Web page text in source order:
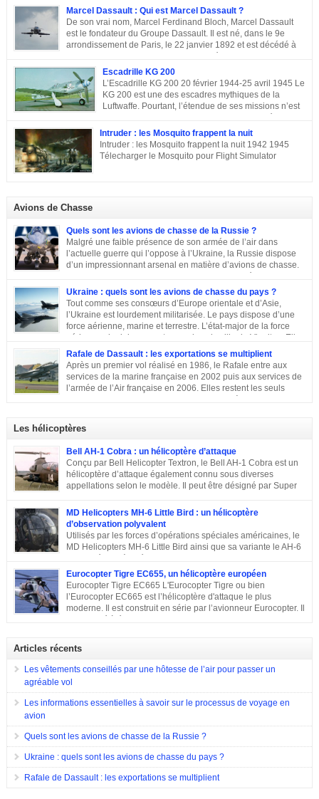
entre les mains de la famille de son fondateur et qui porte encore son nom,
Marcel Bloch ayant changé son nom en Dassault en 1946. Retour sur le
parcours de ce fleuron de l’aviation civile et militaire. De la première guerre
mondiale à la Course aux Armements Au début de la première guerre
mondiale, Marcel Bloch a créé la Société d’études aéronautiques avec son
Marcel Dassault : Qui est Marcel Dassault ?
De son vrai nom, Marcel Ferdinand Bloch, Marcel Dassault
est le fondateur du Groupe Dassault. Il est né, dans le 9e
arrondissement de Paris, le 22 janvier 1892 et est décédé à
Neuilly-sur-Seine, le 17 avril 1986. Ingénieur de talent, il a
également été un entrepreneur et un homme politique français. Enfance et
famille de Marcel Dassault Dernier enfant d’Adolphe Bloch et de Noémie
Allatini, Marcel avait trois frères ainés. Le premier est mort à son jeune âge,
le second, Darius Paul Bloch est devenu générale d’armée et le troisième,
René était chirurgien à Paris avant d’être exécuté en déportation […]
Escadrille KG 200
L’Escadrille KG 200 20 février 1944-25 avril 1945 Le
KG 200 est une des escadres mythiques de la
Luftwaffe. Pourtant, l’étendue de ses missions n’est
pas toujours connue, et cette escadre peut évoquer
des missions très différentes selon les centres d’intérêts : patrouille
maritime, Mistel ou missions secrètes. Partons du commencement : le nom.
La désignation KG 200, KampfGeschwader 200, signifie littéralement »
escadre de combat n°200 « . » Escadre de combat « , c’est un peu vague.
Donc il n’y a pas a priori de limites aux missions du KG 200, sous cette
Intruder : les Mosquito frappent la nuit
Intruder : les Mosquito frappent la nuit 1942 1945
Télecharger le Mosquito pour Flight Simulator
Avions de Chasse
Quels sont les avions de chasse de la Russie ?
Malgré une faible présence de son armée de l’air dans
l’actuelle guerre qui l’oppose à l’Ukraine, la Russie dispose
d’un impressionnant arsenal en matière d’avions de chasse.
ensemble les principaux moyens dont dispose sa force aérienne.
Ukraine : quels sont les avions de chasse du pays ?
Tout comme ses consœurs d’Europe orientale et d’Asie,
l’Ukraine est lourdement militarisée. Le pays dispose d’une
force aérienne, marine et terrestre. L’état-major de la force
aérienne ukrainienne se trouve dans la ville de Vinnitsa. Elle
est équipée en majorité d’avions de fabrication soviétique. Parmi les
républiques socialistes soviétiques, l’Ukraine élabore l’une des plus
stratégiques. D’après les statistiques de 2014, l’armée de l’air ukrainienne
et les forces de défense aérienne contiennent environ 43 000 personnes et
247 avions. L’armée ukrainienne se divise en trois commandements
Rafale de Dassault : les exportations se multiplient
Après un premier vol réalisé en 1986, le Rafale entre aux
services de la marine française en 2002 puis aux services de
l’armée de l’Air française en 2006. Elles restent les seuls
exploitants du chasseur français pendant près de 10 ans. En
que le succès viendra bientôt. Quatre ans plus tard, les premières
commandes étrangères sont signées et depuis, le constructeur multiplie les
exportations. Tour d’horizon sur les exportations du Rafale …
Les hélicoptères
Bell AH-1 Cobra : un hélicoptère d’attaque
Conçu par Bell Helicopter Textron, le Bell AH-1 Cobra est un
hélicoptère d’attaque également connu sous diverses
appellations selon le modèle. Il peut être désigné par Super
Cobra, Snake ou encore Viper. Le modèle premier était doté de la même
motorisation, de la même transmission et du même rotor principal que le
Bell UH-1 Iroquois. Cet appareil a effectué son premier vol en septembre
1965, est entré en service en 1967 et est toujours en service dans quelques
pays. Sa conception C’est en 1962 que Bell décide de construire un
MD Helicopters MH-6 Little Bird : un hélicoptère
d’observation polyvalent
Utilisés par les forces d’opérations spéciales américaines, le
MD Helicopters MH-6 Little Bird ainsi que sa variante le AH-6
du Hughes MD 500. Il a été conçu par l’avionneur américain MD
Helicopters. Sa conception Lorsqu’en 1960, l’armée américaine a évoqué
son souhait de développer un hélicoptère léger d’observation qui serait
également capable d’endosser divers rôles, de nombreuses compagnies
sont entrées en compétition pour remporter le projet. Parmi elles, il y a eu
Eurocopter Tigre EC655, un hélicoptère européen
Eurocopter Tigre EC665 L'Eurocopter Tigre ou bien
l’Eurocopter EC665 est l’hélicoptère d'attaque le plus
moderne. Il est construit en série par l’avionneur Eurocopter. Il
construit afin d’assurer les missions d’appui à proximité immédiate des
forces terrestres. Il a été utilisé en 2009 lors de la guerre en Afghanistan.
Eurocopter Tigre EC655
Articles récents
Les vêtements conseillés par une hôtesse de l’air pour passer un
agréable vol
Les informations essentielles à savoir sur le processus de voyage en
avion
Quels sont les avions de chasse de la Russie ?
Ukraine : quels sont les avions de chasse du pays ?
Rafale de Dassault : les exportations se multiplient